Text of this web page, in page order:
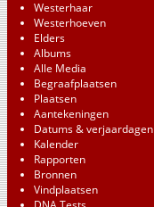
Westerhaar
Westerhoeven
Elders
Albums
Alle Media
Begraafplaatsen
Plaatsen
Aantekeningen
Datums & verjaardagen
Kalender
Rapporten
Bronnen
Vindplaatsen